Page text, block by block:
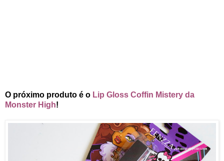
O próximo produto é o Lip Gloss Coffin Mistery da
Monster High!